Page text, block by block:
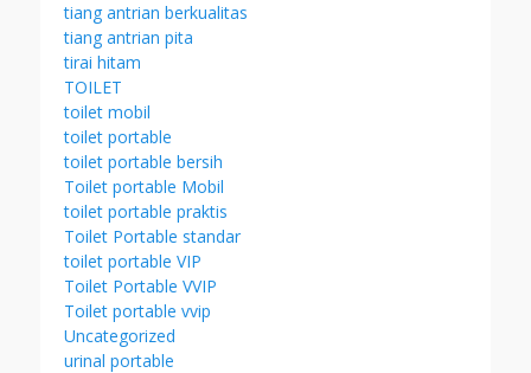
tiang antrian berkualitas
tiang antrian pita
tirai hitam
TOILET
toilet mobil
toilet portable
toilet portable bersih
Toilet portable Mobil
toilet portable praktis
Toilet Portable standar
toilet portable VIP
Toilet Portable VVIP
Toilet portable vvip
Uncategorized
urinal portable